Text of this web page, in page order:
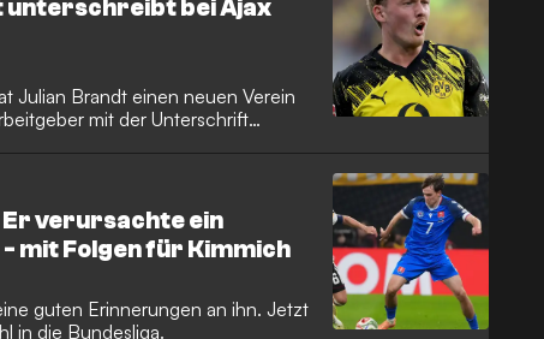
unterschreibt bei Ajax
Julian Brandt einen neuen Verein
mit der Unterschrift
verursachte ein
mit Folgen für Kimmich
guten Erinnerungen an ihn. Jetzt
in die Bundesliga.